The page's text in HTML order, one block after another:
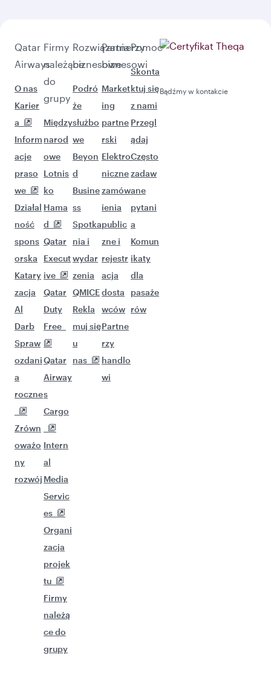
Qatar
Airways
O nas
Karier
a
Inform
acje
praso
we
Działal
ność
spons
orska
Katary
zacja
Al
Darb
Spraw
ozdani
a
roczne
Zrówn
oważo
ny
rozwój
Firmy
należące
do
grupy
Między
narod
owe
Lotnis
ko
Hama
d
Qatar
Execut
ive
Qatar
Duty
Free
Qatar
Airway
s
Cargo
Intern
al
Media
Servic
es
Organi
zacja
projek
tu
Firmy
należą
ce do
grupy
Rozwiązania
biznesowe
Podró
że
służbo
we
Beyon
d
Busine
ss
Spotka
nia i
wydar
zenia
QMICE
Rekla
muj się
u
nas
Partnerzy
biznesowi
Market
ing
partne
rski
Elektro
niczne
zamów
ienia
public
zne i
rejestr
acja
dosta
wców
Partne
rzy
handlo
wi
Pomoc
Skonta
ktuj się
z nami
Przegl
ądaj
Często
zadaw
ane
pytani
a
Komun
ikaty
dla
pasaże
rów
Bądźmy w kontakcie